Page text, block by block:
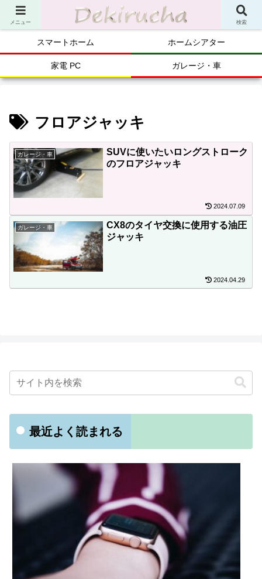
スマートホーム ホームシアター
家電 PC ガレージ・車
フロアジャッキ
ガレージ・車
SUVに使いたいロングストローク
のフロアジャッキ
2024.07.09
ガレージ・車
CX8のタイヤ交換に使用する油圧
ジャッキ
2024.04.29
最近よく読まれる
メニュー 検索